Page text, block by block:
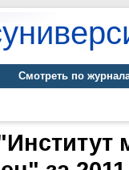
Смотреть по